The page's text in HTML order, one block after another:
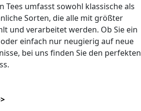
Tees umfasst sowohl klassische als
Sorten, die alle mit größter
und verarbeitet werden. Ob Sie ein
einfach nur neugierig auf neue
bei uns finden Sie den perfekten